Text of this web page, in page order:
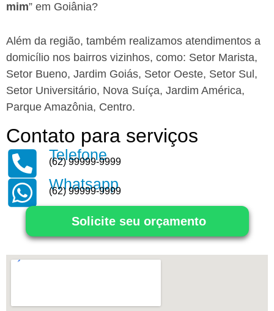
mim” em Goiânia?
Além da região, também realizamos atendimentos a
domicílio nos bairros vizinhos, como: Setor Marista,
Setor Bueno, Jardim Goiás, Setor Oeste, Setor Sul,
Setor Universitário, Nova Suíça, Jardim América,
Parque Amazônia, Centro.
Contato para serviços
Telefone
(62) 99999-9999
Whatsapp
(62) 99999-9999
Solicite seu orçamento